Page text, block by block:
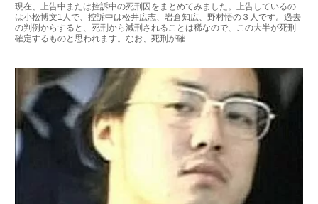
現在、上告中または控訴中の死刑囚をまとめてみました。上告しているの
は小松博文1人で、控訴中は松井広志、岩倉知広、野村悟の３人です。過去
の判例からすると、死刑から減刑されることは稀なので、この大半が死刑
確定するものと思われます。なお、死刑が確...